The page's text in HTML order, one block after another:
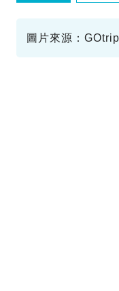
圖片來源：